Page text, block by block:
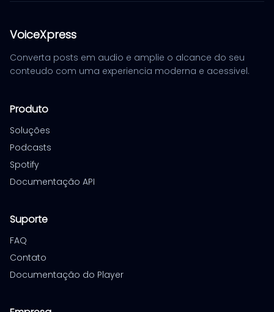
VoiceXpress
Converta posts em audio e amplie o alcance do seu
conteudo com uma experiencia moderna e acessivel.
Produto
Soluções
Podcasts
Spotify
Documentação API
Suporte
FAQ
Contato
Documentação do Player